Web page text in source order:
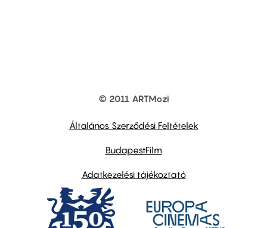
© 2011 ARTMozi
Általános Szerződési Feltételek
BudapestFilm
Adatkezelési tájékoztató